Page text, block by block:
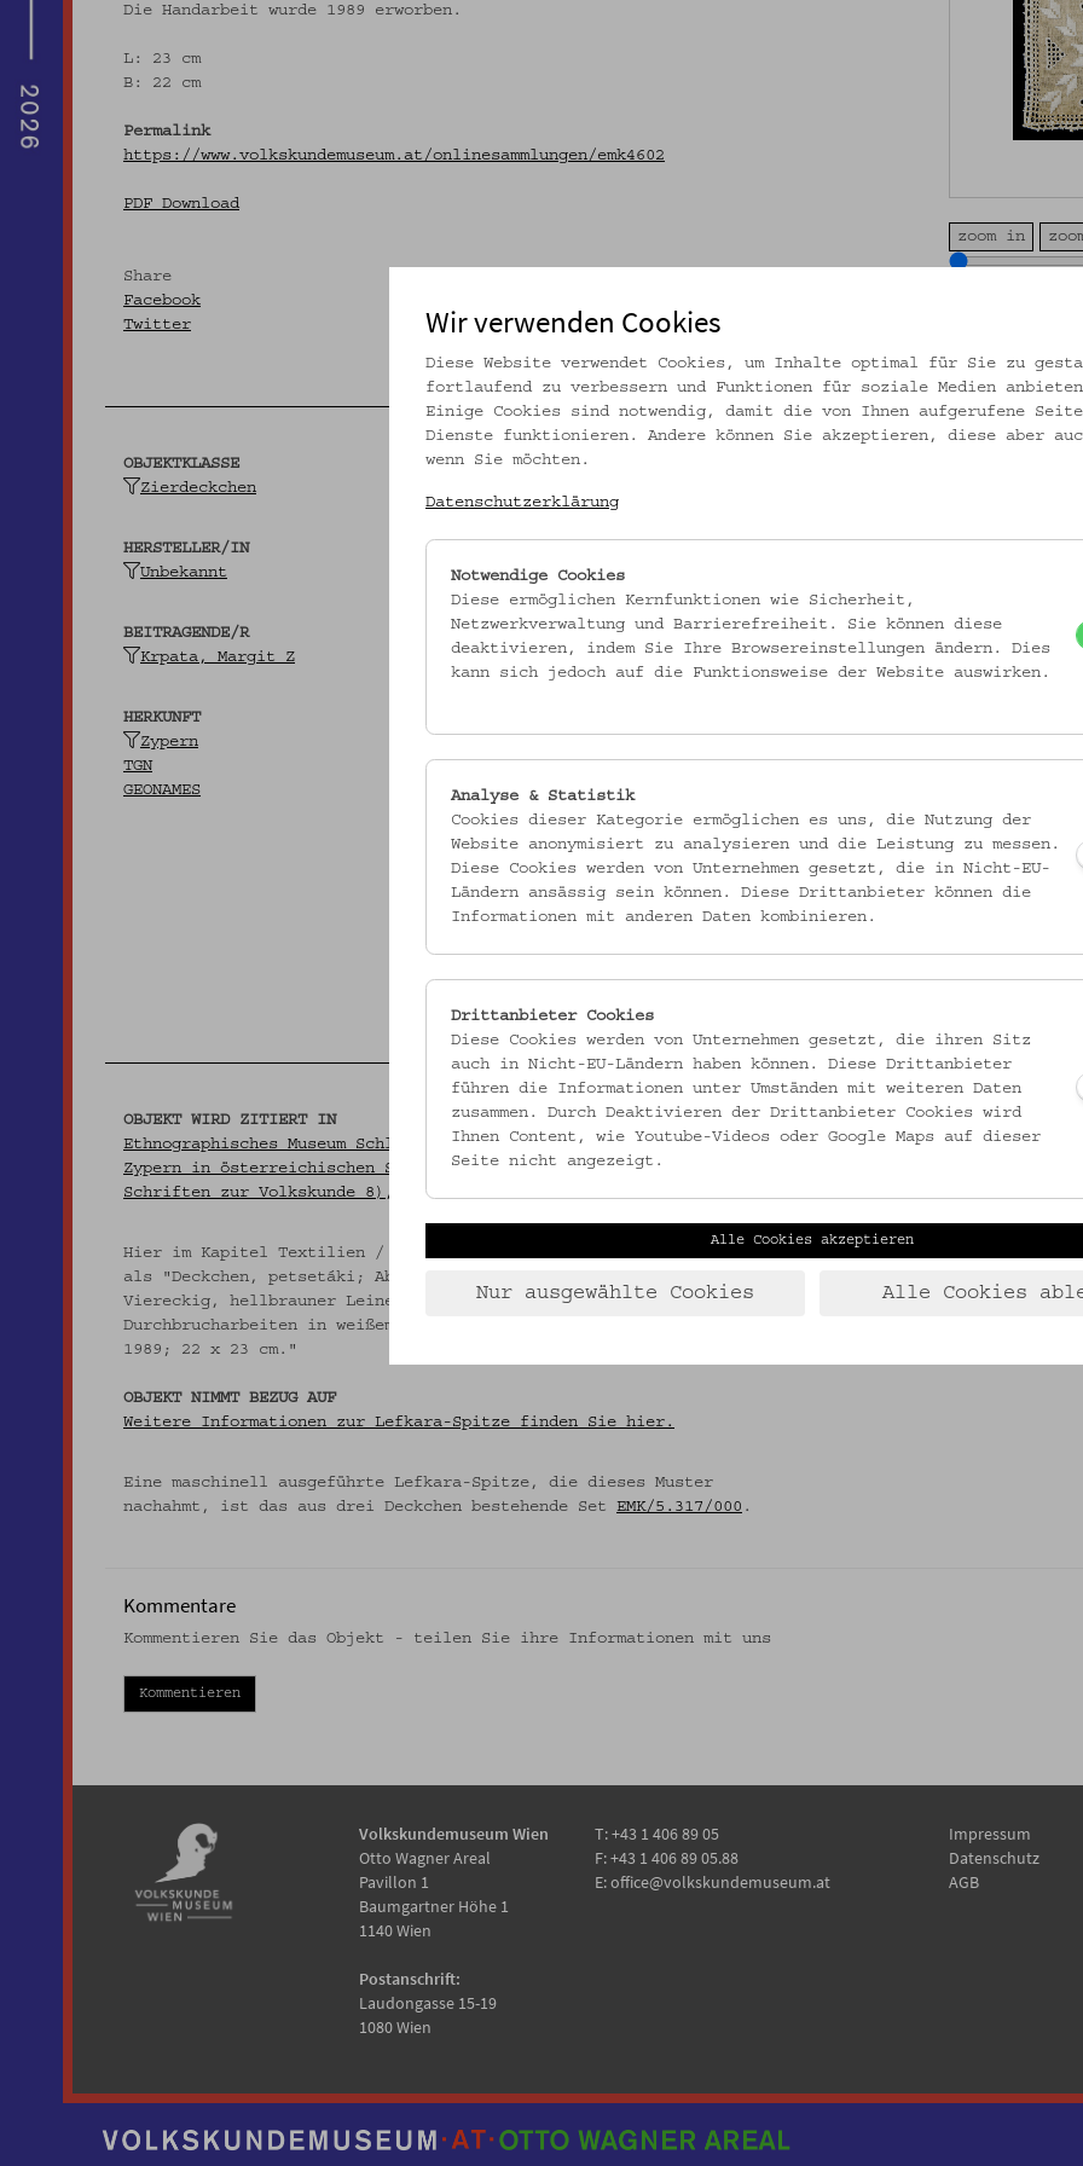
Die Handarbeit wurde 1989 erworben.
L: 23 cm
B: 22 cm
Permalink
https://www.volkskundemuseum.at/onlinesammlungen/emk4602
PDF Download
Share
Facebook
Twitter
zoom in
CC BY-NC-SA
OBJEKTKLASSE
Zierdeckchen
HERSTELLER/IN
Unbekannt
BEITRAGENDE/R
Krpata, Margit Z
HERKUNFT
Zypern
TGN
GEONAMES
Baumwolle
TECHNIK
ABBILDUNG
Geometrisches Motiv
Blüte, stilisiert
SAMMLUNG
Krpata, Margit Z:
OBJEKT WIRD ZITIERT IN
Ethnographisches Museum Schloß Kittsee (Hg.): Das Blatt im Meer.
Zypern in österreichischen Sammlungen. Kittsee 1997 (= Kittseer
Schriften zur Volkskunde 8), S. 189.
Hier im Kapitel Textilien / Stickarbeiten / Levkarítika publiziert
als "Deckchen, petsetáki; Abb. 20; EMK 4.602
Viereckig, hellbrauner Leinenstoff, Stickereien und
Durchbrucharbeiten in weißem Garn, umlaufend Nadelspitze; rezent;
1989; 22 x 23 cm."
OBJEKT NIMMT BEZUG AUF
Weitere Informationen zur Lefkara-Spitze finden Sie hier.
Eine maschinell ausgeführte Lefkara-Spitze, die dieses Muster
nachahmt, ist das aus drei Deckchen bestehende Set EMK/5.317/000 .
Kommentare
Kommentieren Sie das Objekt - teilen Sie ihre Informationen mit uns
Kommentieren
Volkskundemuseum Wien
Otto Wagner Areal
Pavillon 1
Baumgartner Höhe 1
1140 Wien
Postanschrift:
Laudongasse 15-19
1080 Wien
T:+43 1 406 89 05
F: +43 1 406 89 05.88
E:office@volkskundemuseum.at
Impressum
Datenschutz
AGB
Wir verwenden Cookies
Diese Website verwendet Cookies, um Inhalte optimal für Sie zu
fortlaufend zu verbessern und Funktionen für soziale Medien anbieten
Einige Cookies sind notwendig, damit die von Ihnen aufgerufene
Dienste funktionieren. Andere können Sie akzeptieren, diese aber
wenn Sie möchten.
Datenschutzerklärung
Notwendige Cookies
Diese ermöglichen Kernfunktionen wie Sicherheit,
Netzwerkverwaltung und Barrierefreiheit. Sie können diese
deaktivieren, indem Sie Ihre Browsereinstellungen ändern. Dies
kann sich jedoch auf die Funktionsweise der Website auswirken.
Analyse & Statistik
Cookies dieser Kategorie ermöglichen es uns, die Nutzung der
Website anonymisiert zu analysieren und die Leistung zu messen.
Diese Cookies werden von Unternehmen gesetzt, die in Nicht-EU-
Ländern ansässig sein können. Diese Drittanbieter können die
Informationen mit anderen Daten kombinieren.
Drittanbieter Cookies
Diese Cookies werden von Unternehmen gesetzt, die ihren Sitz
auch in Nicht-EU-Ländern haben können. Diese Drittanbieter
führen die Informationen unter Umständen mit weiteren Daten
zusammen. Durch Deaktivieren der Drittanbieter Cookies wird
Ihnen Content, wie Youtube-Videos oder Google Maps auf dieser
Seite nicht angezeigt.
Alle Cookies akzeptieren
Nur ausgewählte Cookies Alle Cookies